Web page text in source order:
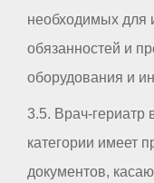
необходимых для
обязанностей и
оборудования и
3.5. Врач-
категории имеет
документов,